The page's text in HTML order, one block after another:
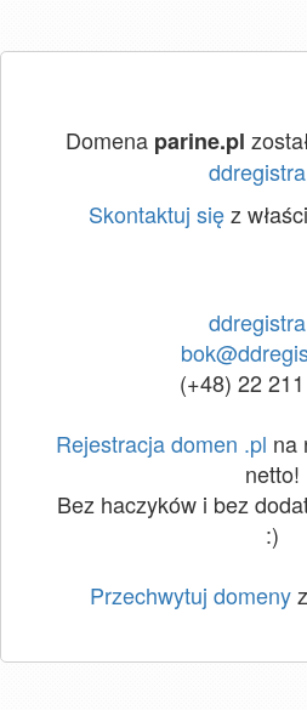
Domena parine.pl
Skontaktuj sięz
(+48) 22
Rejestracja domen .pl na
netto!
Bez haczyków i bez
:)
Przechwytuj domeny